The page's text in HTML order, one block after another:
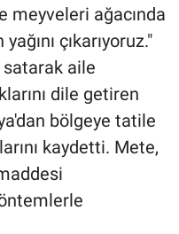
meyveleri ağacında
çıkarıyoruz."
satarak aile
dile getiren
bölgeye tatile
kaydetti. Mete,